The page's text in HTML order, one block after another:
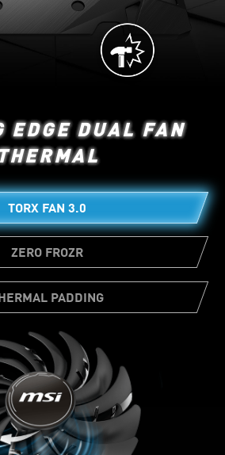
EDGE DUAL FAN
TORX FAN 3.0
ZERO FROZR
PADDING
yang berjumlah cukup,
berbagai komponen
transfer panas secara
untuk pendinginan
lebih baik.